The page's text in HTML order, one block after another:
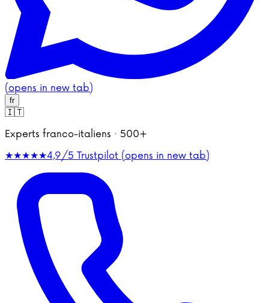
(opens in new tab)
fr
🇮🇹
Experts franco-italiens · 500+
★★★★★4,9/5 Trustpilot (opens in new tab)